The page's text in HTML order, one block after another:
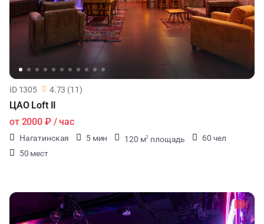
КОНФЕРЕНЦИИ
ХАКАТОНЫ
ДЕГУСТАЦИИ
ТИМБИЛДИНГ
ID 1305 4.73 (11)
ЦАО Loft II
от 2000 ₽/ час
Нагатинская 5 мин 120 м2 площадь
60 чел
50 мест